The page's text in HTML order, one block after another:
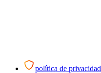
política de privacidad